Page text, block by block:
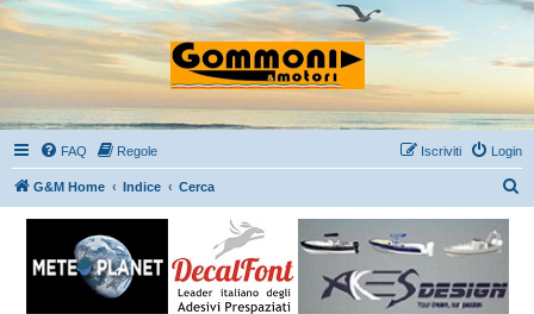
FAQ Regole Login
Iscriviti
G&M Home Indice Cerca